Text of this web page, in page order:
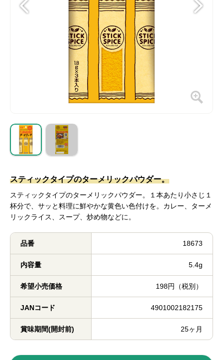
スティックタイプのターメリックパウダー。
スティックタイプのターメリックパウダー。１本あたり小さじ１
杯分で、サッと料理に鮮やかな黄色い色付けを。カレー、ターメ
リックライス、スープ、炒め物などに。
品番 18673
内容量 5.4g
希望小売価格 198円（税別）
JANコード 4901002182175
賞味期間(開封前) 25ヶ月